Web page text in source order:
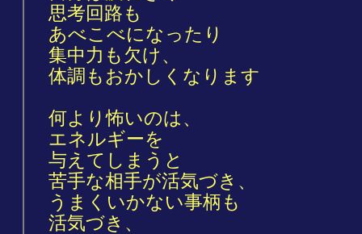
思考回路も
あべこべになったり
集中力も欠け、
体調もおかしくなります
何より怖いのは、
エネルギーを
与えてしまうと
苦手な相手が活気づき、
うまくいかない事柄も
活気づき、